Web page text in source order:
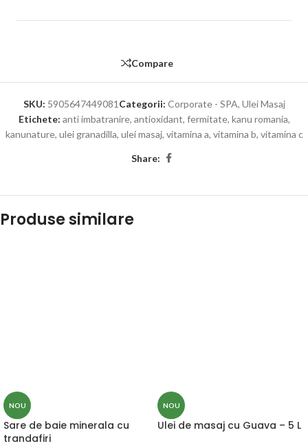
Compare
SKU: 5905647449081 Categorii: Corporate - SPA, Ulei Masaj
Etichete: anti imbatranire, antioxidant, fermitate, kanu romania,
kanunature, ulei granadilla, ulei masaj, vitamina a, vitamina b, vitamina c
Share:
Produse similare
NOU
Sare de baie minerala cu
trandafiri
NOU
Ulei de masaj cu Guava – 5 L